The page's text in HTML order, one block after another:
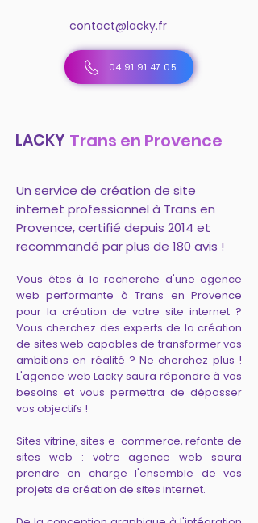
contact@lacky.fr
04 91 91 47 05
LACKY Trans en Provence
Un service de création de site
internet professionnel à Trans en
Provence, certifié depuis 2014 et
recommandé par plus de 180 avis !
Vous êtes à la recherche d'une agence
web performante à Trans en Provence
pour la création de votre site internet ?
Vous cherchez des experts de la création
de sites web capables de transformer vos
ambitions en réalité ? Ne cherchez plus !
L'agence web Lacky saura répondre à vos
besoins et vous permettra de dépasser
vos objectifs !
Sites vitrine, sites e-commerce, refonte de
sites web : votre agence web saura
prendre en charge l'ensemble de vos
projets de création de sites internet.